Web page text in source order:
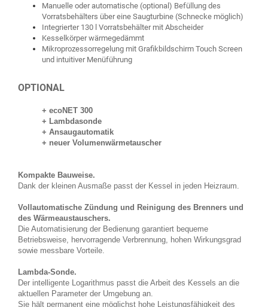
Manuelle oder automatische (optional) Befüllung des
Vorratsbehälters über eine Saugturbine (Schnecke möglich)
Integrierter 130 l Vorratsbehälter mit Abscheider
Kesselkörper wärmegedämmt
Mikroprozessorregelung mit Grafikbildschirm Touch Screen
und intuitiver Menüführung
OPTIONAL
+ ecoNET 300
+ Lambdasonde
+ Ansaugautomatik
+ neuer Volumenwärmetauscher
Kompakte Bauweise.
Dank der kleinen Ausmaße passt der Kessel in jeden Heizraum.
Vollautomatische Zündung und Reinigung des Brenners und
des Wärmeaustauschers.
Die Automatisierung der Bedienung garantiert bequeme
Betriebsweise, hervorragende Verbrennung, hohen Wirkungsgrad
sowie messbare Vorteile.
Lambda-Sonde.
Der intelligente Logarithmus passt die Arbeit des Kessels an die
aktuellen Parameter der Umgebung an.
Sie hält permanent eine möglichst hohe Leistungsfähigkeit des